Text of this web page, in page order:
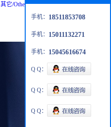
其它/Others 粗品/Crude 钙钛矿材
手机： 18511853708
手机： 15011132271
手机： 15045616674
Q Q：
Q Q：
Q Q：